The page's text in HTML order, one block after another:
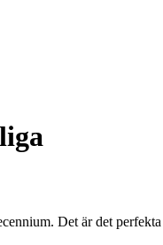
Det är det